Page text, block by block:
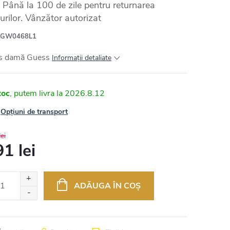
Până la 100 de zile pentru returnarea
Vânzător autorizat
GW0468L1
damă Guess Informaţii detaliate
2026.8.12
Opțiuni de transport
lei
ADĂUGA ÎN COŞ